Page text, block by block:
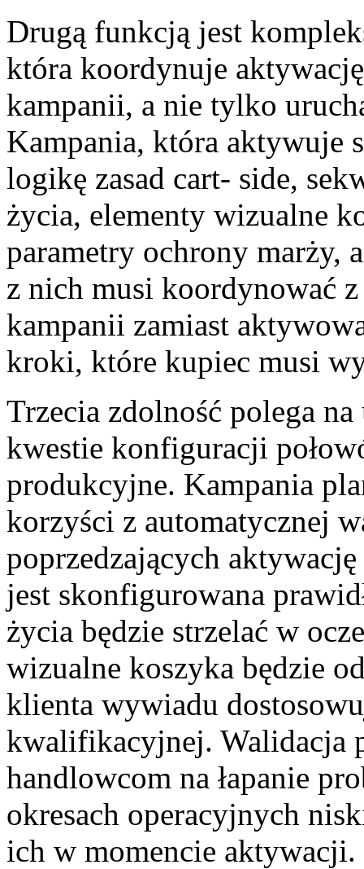
Drugą funkcją jest
która koordynuje
kampanii, a nie tylko
Kampania, która aktywuje
logikę zasad cart- side,
życia, elementy wizualne
parametry ochrony marży,
z nich musi koordynować
kampanii zamiast
kroki, które kupiec musi
Trzecia zdolność polega
kwestie konfiguracji
produkcyjne. Kampania
korzyści z automatycznej
poprzedzających
jest skonfigurowana
życia będzie strzelać w
wizualne koszyka będzie
klienta wywiadu
kwalifikacyjnej. Walidacja
handlowcom na łapanie
okresach operacyjnych
ich w momencie aktywacji.